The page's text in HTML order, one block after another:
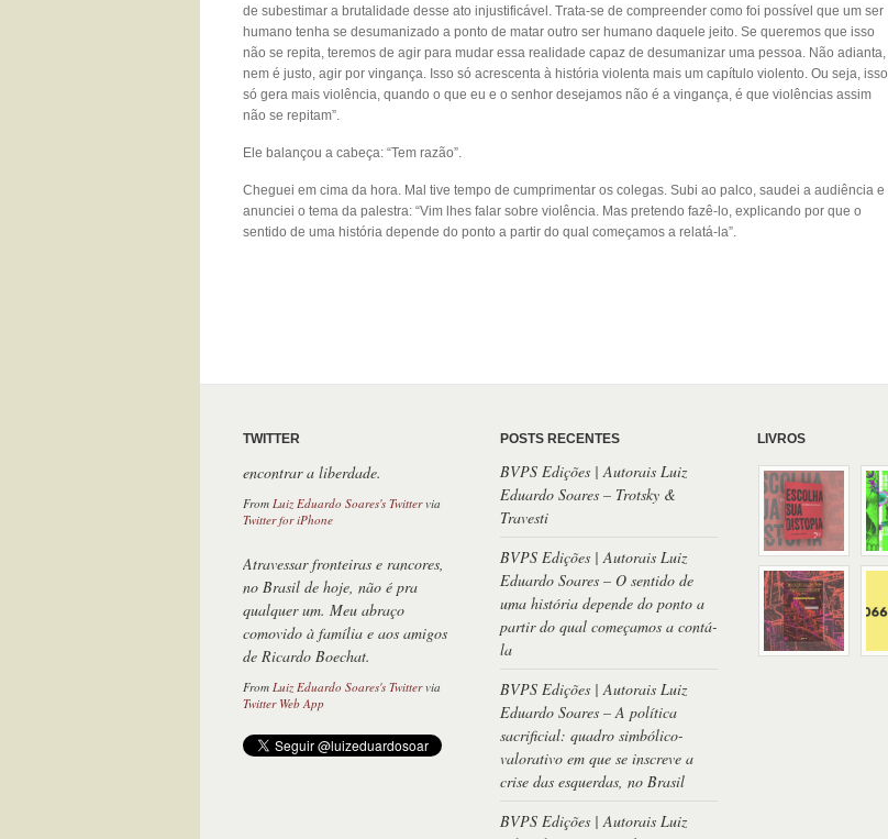
de subestimar a brutalidade desse ato injustificável. Trata-se de compreender como foi possível que um ser
humano tenha se desumanizado a ponto de matar outro ser humano daquele jeito. Se queremos que isso
não se repita, teremos de agir para mudar essa realidade capaz de desumanizar uma pessoa. Não adianta,
nem é justo, agir por vingança. Isso só acrescenta à história violenta mais um capítulo violento. Ou seja, isso
só gera mais violência, quando o que eu e o senhor desejamos não é a vingança, é que violências assim
não se repitam”.
Ele balançou a cabeça: “Tem razão”.
Cheguei em cima da hora. Mal tive tempo de cumprimentar os colegas. Subi ao palco, saudei a audiência e
anunciei o tema da palestra: “Vim lhes falar sobre violência. Mas pretendo fazê-lo, explicando por que o
sentido de uma história depende do ponto a partir do qual começamos a relatá-la”.
TWITTER
Atravessar fronteiras e rancores,
no Brasil de hoje, não é pra
qualquer um. Meu abraço
de Ricardo Boechat.
From Luiz Eduardo Soares's Twitter
Twitter Web App
POSTS RECENTES
BVPS Edições | Autorais Luiz
Eduardo Soares – Trotsky &
Travesti
BVPS Edições | Autorais Luiz
Eduardo Soares – O sentido de
uma história depende do ponto a
partir do qual começamos a contá-
la
BVPS Edições | Autorais Luiz
Eduardo Soares – A política
sacrificial: quadro simbólico-
valorativo em que se inscreve a
crise das esquerdas, no Brasil
BVPS Edições | Autorais Luiz
LIVROS